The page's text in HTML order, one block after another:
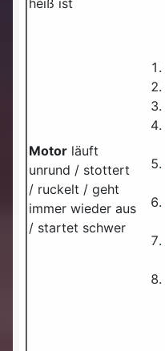
Motor läuft
unrund / stottert
/ ruckelt / geht
immer wieder aus
/ startet schwer